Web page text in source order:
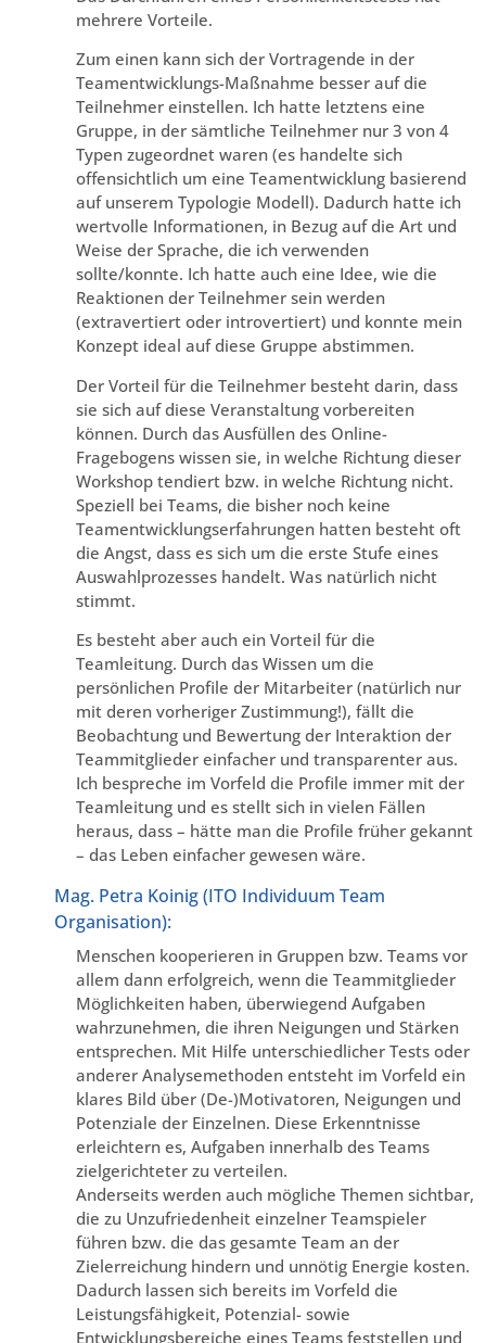
mehrere Vorteile.
Zum einen kann sich der Vortragende in der
Teamentwicklungs-Maßnahme besser auf die
Teilnehmer einstellen. Ich hatte letztens eine
Gruppe, in der sämtliche Teilnehmer nur 3 von 4
Typen zugeordnet waren (es handelte sich
offensichtlich um eine Teamentwicklung basierend
auf unserem Typologie Modell). Dadurch hatte ich
wertvolle Informationen, in Bezug auf die Art und
Weise der Sprache, die ich verwenden
sollte/konnte. Ich hatte auch eine Idee, wie die
Reaktionen der Teilnehmer sein werden
(extravertiert oder introvertiert) und konnte mein
Konzept ideal auf diese Gruppe abstimmen.
Der Vorteil für die Teilnehmer besteht darin, dass
sie sich auf diese Veranstaltung vorbereiten
können. Durch das Ausfüllen des Online-
Fragebogens wissen sie, in welche Richtung dieser
Workshop tendiert bzw. in welche Richtung nicht.
Speziell bei Teams, die bisher noch keine
Teamentwicklungserfahrungen hatten besteht oft
die Angst, dass es sich um die erste Stufe eines
Auswahlprozesses handelt. Was natürlich nicht
stimmt.
Es besteht aber auch ein Vorteil für die
Teamleitung. Durch das Wissen um die
persönlichen Profile der Mitarbeiter (natürlich nur
mit deren vorheriger Zustimmung!), fällt die
Beobachtung und Bewertung der Interaktion der
Teammitglieder einfacher und transparenter aus.
Ich bespreche im Vorfeld die Profile immer mit der
Teamleitung und es stellt sich in vielen Fällen
heraus, dass – hätte man die Profile früher gekannt
– das Leben einfacher gewesen wäre.
Mag. Petra Koinig (ITO Individuum Team
Organisation):
Menschen kooperieren in Gruppen bzw. Teams vor
allem dann erfolgreich, wenn die Teammitglieder
Möglichkeiten haben, überwiegend Aufgaben
wahrzunehmen, die ihren Neigungen und Stärken
entsprechen. Mit Hilfe unterschiedlicher Tests oder
anderer Analysemethoden entsteht im Vorfeld ein
klares Bild über (De-)Motivatoren, Neigungen und
Potenziale der Einzelnen. Diese Erkenntnisse
erleichtern es, Aufgaben innerhalb des Teams
zielgerichteter zu verteilen.
Anderseits werden auch mögliche Themen sichtbar,
die zu Unzufriedenheit einzelner Teamspieler
führen bzw. die das gesamte Team an der
Zielerreichung hindern und unnötig Energie kosten.
Dadurch lassen sich bereits im Vorfeld die
Leistungsfähigkeit, Potenzial- sowie
Entwicklungsbereiche eines Teams feststellen und